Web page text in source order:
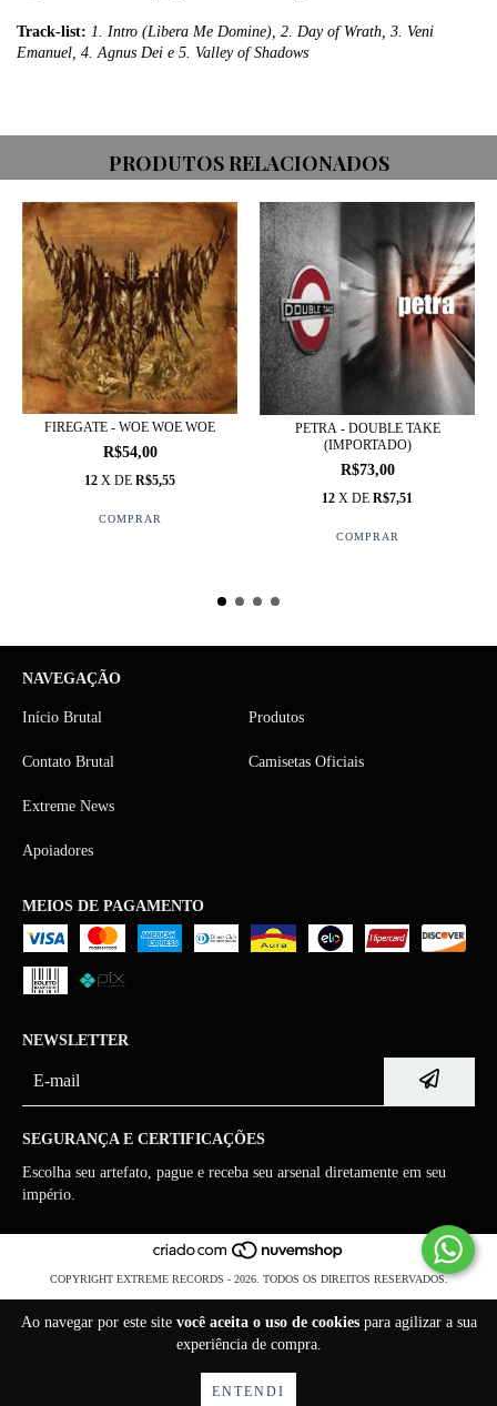
Ao navegar por este site você aceita o uso de cookiespara agilizar a sua
experiência de compra.
ENTENDI
Track-list: 1. Intro (Libera Me Domine), 2. Day of Wrath, 3. Veni
Emanuel, 4. Agnus Dei e 5. Valley of Shadows
PRODUTOS RELACIONADOS
FIREGATE - WOE WOE WOE
R$54,00
12 X DE R$5,55
PETRA - DOUBLE TAKE
(IMPORTADO)
R$73,00
12 X DE R$7,51
NAVEGAÇÃO
Início Brutal Produtos
Contato Brutal Camisetas Oficiais
Extreme News
Apoiadores
MEIOS DE PAGAMENTO
NEWSLETTER
SEGURANÇA E CERTIFICAÇÕES
Escolha seu artefato, pague e receba seu arsenal diretamente em seu
império.
COPYRIGHT EXTREME RECORDS - 2026. TODOS OS DIREITOS RESERVADOS.